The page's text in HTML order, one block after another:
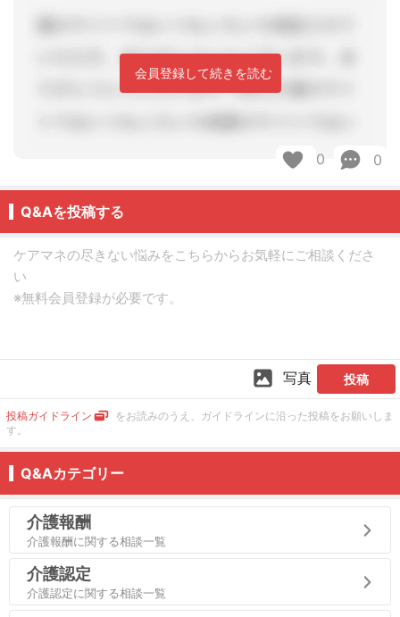
会員登録して続きを読む
0 0
Q&Aを投稿する
写真 投稿
投稿ガイドライン
をお読みのうえ、ガイドラインに沿った投稿をお願いしま
す。
Q&Aカテゴリー
介護報酬
介護報酬に関する相談一覧
介護認定
介護認定に関する相談一覧